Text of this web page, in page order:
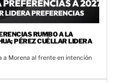
RUMBO A LA
PÉREZ CUÉLLAR LIDERA
a Morena al frente en intención